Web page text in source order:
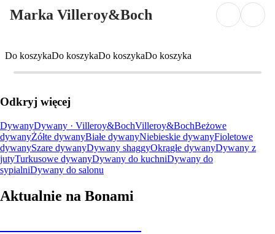
Marka Villeroy&Boch
Do koszykaDo koszykaDo koszykaDo koszyka
Odkryj więcej
DywanyDywany · Villeroy&BochVilleroy&BochBeżowe
dywanyŻółte dywanyBiałe dywanyNiebieskie dywanyFioletowe
dywanySzare dywanyDywany shaggyOkrągłe dywanyDywany z
jutyTurkusowe dywanyDywany do kuchniDywany do
sypialniDywany do salonu
Aktualnie na Bonami